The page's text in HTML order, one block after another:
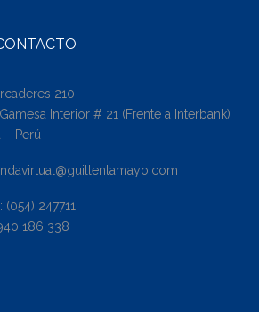
210
Interior # 21 (Frente a Interbank)
– Perú
247711
186 338